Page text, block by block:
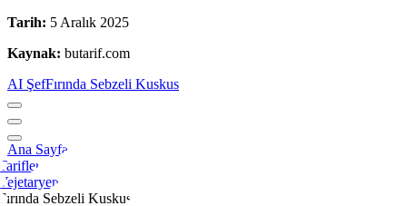
Tarih: 5 Aralık 2025
Kaynak: butarif.com
AI ŞefFırında Sebzeli Kuskus
Ana Sayfa
Sebzeli Kuskus